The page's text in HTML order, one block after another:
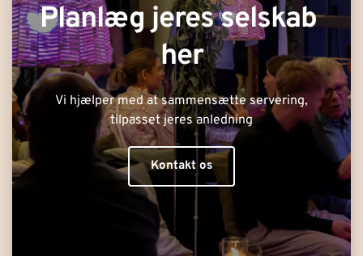
Planlæg jeres selskab
her
Vi hjælper med at sammensætte servering,
tilpasset jeres anledning
Kontakt os